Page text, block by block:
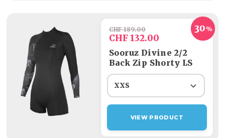
CHF 189.00
CHF 132.00
Sooruz Divine 2/2
Back Zip Shorty LS
XXS
VIEW PRODUCT